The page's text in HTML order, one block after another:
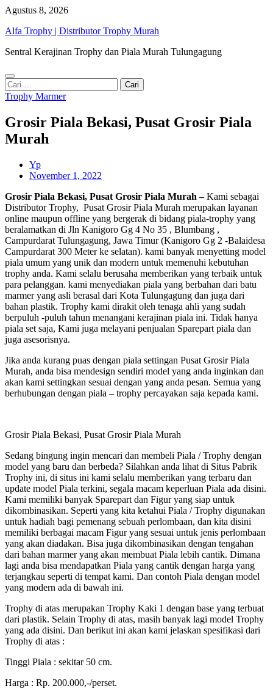
Skip
content
Agustus 8, 2026
Alfa Trophy | Distributor Trophy Murah
Sentral Kerajinan Trophy dan Piala Murah Tulungagung
Cari
untuk:
Trophy Marmer
Grosir Piala Bekasi, Pusat Grosir Piala
Murah
Yp
November 1, 2022
Grosir Piala Bekasi, Pusat Grosir Piala Murah –Kami sebagai
Distributor Trophy, Pusat Grosir Piala Murah merupakan layanan
online maupun offline yang bergerak di bidang piala-trophy yang
beralamatkan di Jln Kanigoro Gg 4 No 35 , Blumbang ,
Campurdarat Tulungagung, Jawa Timur (Kanigoro Gg 2 -Balaidesa
Campurdarat 300 Meter ke selatan). kami banyak menyetting model
piala umum yang unik dan modern untuk memenuhi kebutuhan
trophy anda. Kami selalu berusaha memberikan yang terbaik untuk
para pelanggan. kami menyediakan piala yang berbahan dari batu
marmer yang asli berasal dari Kota Tulungagung dan juga dari
bahan plastik. Trophy kami dirakit oleh tenaga ahli yang sudah
berpuluh -puluh tahun menangani kerajinan piala ini. Tidak hanya
piala set saja, Kami juga melayani penjualan Sparepart piala dan
juga asesorisnya.
Jika anda kurang puas dengan piala settingan Pusat Grosir Piala
Murah, anda bisa mendesign sendiri model yang anda inginkan dan
akan kami settingkan sesuai dengan yang anda pesan. Semua yang
berhubungan dengan piala – trophy percayakan saja kepada kami.
Grosir Piala Bekasi, Pusat Grosir Piala Murah
Sedang bingung ingin mencari dan membeli Piala / Trophy dengan
model yang baru dan berbeda? Silahkan anda lihat di Situs Pabrik
Trophy ini, di situs ini kami selalu memberikan yang terbaru dan
update model Piala terkini, segala macam keperluan Piala ada disini.
Kami memiliki banyak Sparepart dan Figur yang siap untuk
dikombinasikan. Seperti yang kita ketahui Piala / Trophy digunakan
untuk hadiah bagi pemenang sebuah perlombaan, dan kita disini
memiliki berbagai macam Figur yang sesuai untuk jenis perlombaan
yang akan diadakan. Bisa juga dikombinasikan dengan tengahan
dari bahan marmer yang akan membuat Piala lebih cantik. Dimana
lagi anda bisa mendapatkan Piala yang cantik dengan harga yang
terjangkau seperti di tempat kami. Dan contoh Piala dengan model
yang modern ada di bawah ini.
Trophy di atas merupakan Trophy Kaki 1 dengan base yang terbuat
dari plastik. Selain Trophy di atas, masih banyak lagi model Trophy
yang ada disini. Dan berikut ini akan kami jelaskan spesifikasi dari
Trophy di atas :
Tinggi Piala : sekitar 50 cm.
Harga : Rp. 200.000,-/perset.